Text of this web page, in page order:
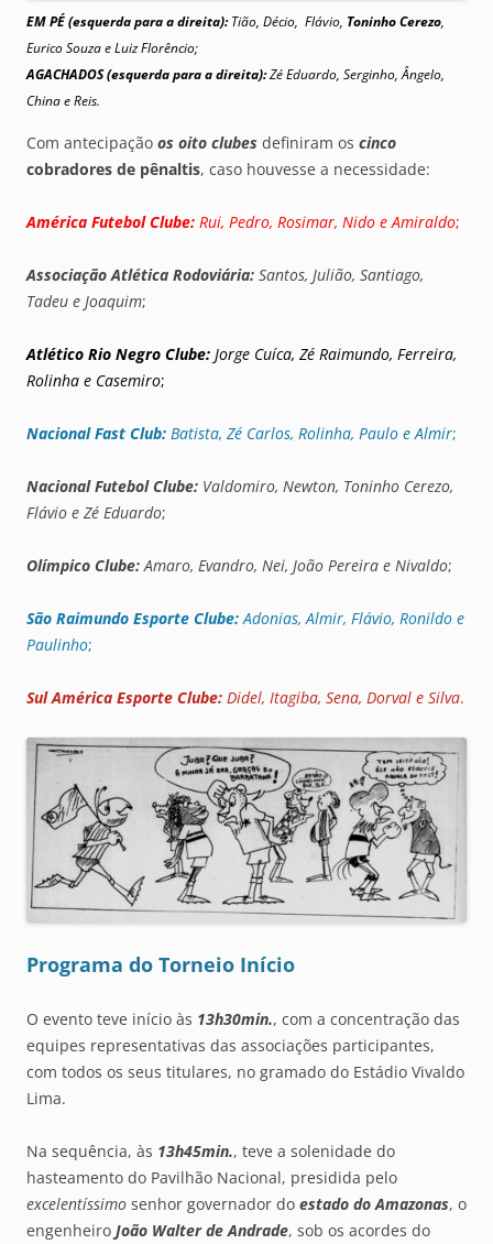
EM PÉ (esquerda para a direita):Tião, Décio, Flávio, Toninho Cerezo,
Eurico Souza e Luiz Florêncio;
AGACHADOS (esquerda para a direita):Zé Eduardo, Serginho, Ângelo,
China e Reis.
Com antecipação os oito clubes definiram os cinco
cobradores de pênaltis, caso houvesse a necessidade:
América Futebol Clube: Rui, Pedro, Rosimar, Nido e Amiraldo;
Associação Atlética Rodoviária: Santos, Julião, Santiago,
Tadeu e Joaquim;
Atlético Rio Negro Clube: Jorge Cuíca, Zé Raimundo, Ferreira,
Rolinha e Casemiro;
Nacional Fast Club: Batista, Zé Carlos, Rolinha, Paulo e Almir;
Nacional Futebol Clube: Valdomiro, Newton, Toninho Cerezo,
Flávio e Zé Eduardo;
Olímpico Clube:Amaro, Evandro, Nei, João Pereira e Nivaldo;
São Raimundo Esporte Clube:Adonias, Almir, Flávio, Ronildo e
Paulinho;
Sul América Esporte Clube: Didel, Itagiba, Sena, Dorval e Silva.
Programa do Torneio Início
O evento teve início às 13h30min., com a concentração das
equipes representativas das associações participantes,
com todos os seus titulares, no gramado do Estádio Vivaldo
Lima.
Na sequência, às 13h45min., teve a solenidade do
hasteamento do Pavilhão Nacional, presidida pelo
excelentíssimo senhor governador do estado do Amazonas, o
engenheiro João Walter de Andrade, sob os acordes do